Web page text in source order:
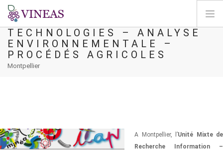
DOMOV
O VINEAS
REGISTRACIJA
UMR ITAP - INFORMATION –
TECHNOLOGIES – ANALYSE
ENVIRONNEMENTALE –
PROCÉDÉS AGRICOLES
Montpellier
A Montpellier, l’Unité Mixte de
Recherche Information –